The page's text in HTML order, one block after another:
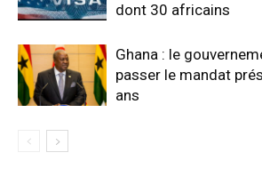
dont 30 africains
Ghana : le
passer le mandat
ans